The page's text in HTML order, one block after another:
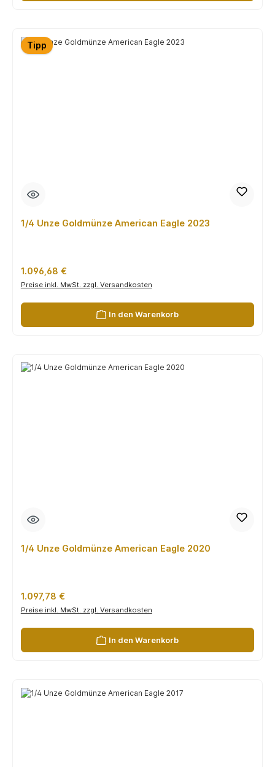
Tipp
1/4 Unze Goldmünze American Eagle 2023
Regulärer Preis:
1.096,68 €
Preise inkl. MwSt. zzgl. Versandkosten
In den Warenkorb
1/4 Unze Goldmünze American Eagle 2020
Regulärer Preis:
1.097,78 €
Preise inkl. MwSt. zzgl. Versandkosten
In den Warenkorb